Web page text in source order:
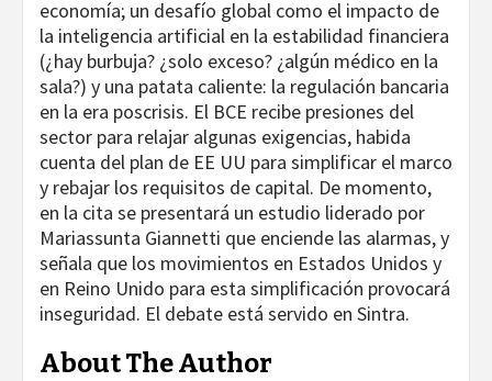
economía; un desafío global como el impacto de
la inteligencia artificial en la estabilidad financiera
(¿hay burbuja? ¿solo exceso? ¿algún médico en la
sala?) y una patata caliente: la regulación bancaria
en la era poscrisis. El BCE recibe presiones del
sector para relajar algunas exigencias, habida
cuenta del plan de EE UU para simplificar el marco
y rebajar los requisitos de capital. De momento,
en la cita se presentará un estudio liderado por
Mariassunta Giannetti que enciende las alarmas, y
señala que los movimientos en Estados Unidos y
en Reino Unido para esta simplificación provocará
inseguridad. El debate está servido en Sintra.
About The Author